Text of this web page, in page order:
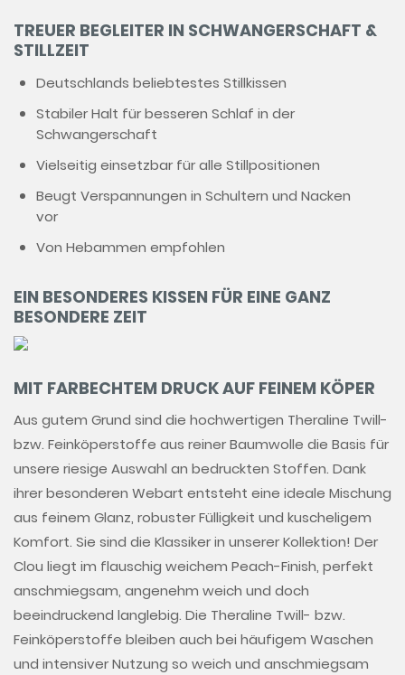
TREUER BEGLEITER IN SCHWANGERSCHAFT &
STILLZEIT
Deutschlands beliebtestes Stillkissen
Stabiler Halt für besseren Schlaf in der
Schwangerschaft
Vielseitig einsetzbar für alle Stillpositionen
Beugt Verspannungen in Schultern und Nacken
vor
Von Hebammen empfohlen
EIN BESONDERES KISSEN FÜR EINE GANZ
BESONDERE ZEIT
MIT FARBECHTEM DRUCK AUF FEINEM KÖPER
Aus gutem Grund sind die hochwertigen Theraline Twill-
bzw. Feinköperstoffe aus reiner Baumwolle die Basis für
unsere riesige Auswahl an bedruckten Stoffen. Dank
ihrer besonderen Webart entsteht eine ideale Mischung
aus feinem Glanz, robuster Fülligkeit und kuscheligem
Komfort. Sie sind die Klassiker in unserer Kollektion! Der
Clou liegt im flauschig weichem Peach-Finish, perfekt
anschmiegsam, angenehm weich und doch
beeindruckend langlebig. Die Theraline Twill- bzw.
Feinköperstoffe bleiben auch bei häufigem Waschen
und intensiver Nutzung so weich und anschmiegsam